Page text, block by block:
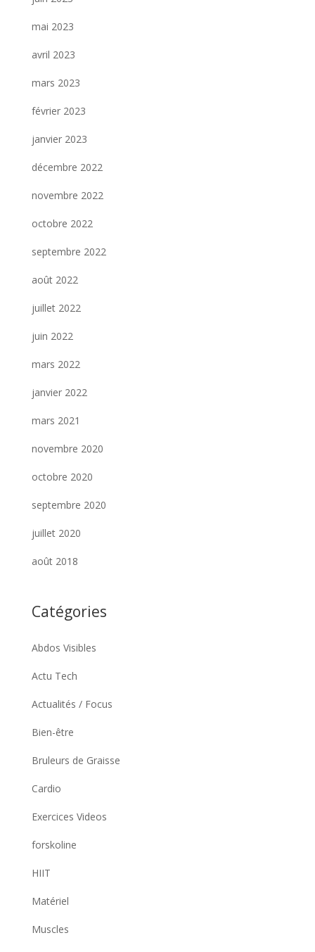
mai 2023
avril 2023
mars 2023
février 2023
janvier 2023
décembre 2022
novembre 2022
octobre 2022
septembre 2022
août 2022
juillet 2022
juin 2022
mars 2022
janvier 2022
mars 2021
novembre 2020
octobre 2020
septembre 2020
juillet 2020
août 2018
Catégories
Abdos Visibles
Actu Tech
Actualités / Focus
Bien-être
Bruleurs de Graisse
Cardio
Exercices Videos
forskoline
HIIT
Matériel
Muscles